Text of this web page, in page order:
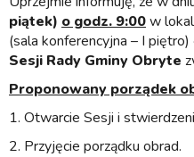
piątek) o godz. 9:00w
(sala konferencyjna – I
Sesji Rady Gminy Obryte
Proponowany porządek
1. Otwarcie Sesji i
2. Przyjęcie porządku obrad.